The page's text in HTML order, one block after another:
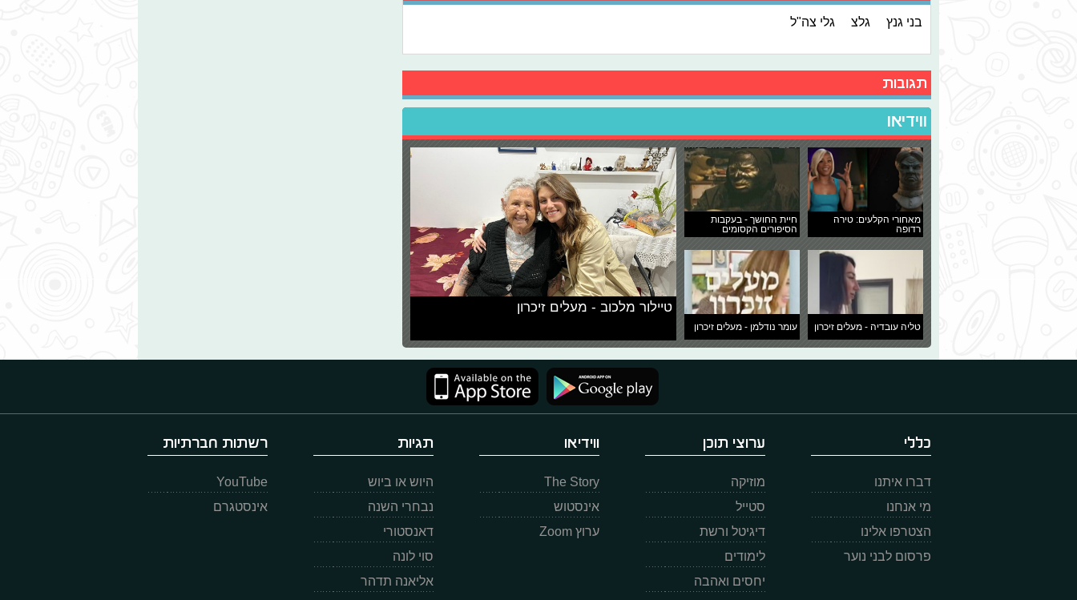
בני גנץ גלצ גלי צה"ל
תגובות
ווידיאו
מאחורי הקלעים: טירה
רדופה
חיית החושך - בעקבות
הסיפורים הקסומים
טליה עובדיה - מעלים זיכרון עומר נודלמן - מעלים זיכרון
טיילור מלכוב - מעלים זיכרון
כללי
דברו איתנו
מי אנחנו
הצטרפו אלינו
פרסום לבני נוער
ערוצי תוכן
מוזיקה
סטייל
דיגיטל ורשת
לימודים
יחסים ואהבה
ווידיאו
The Story
אינסטוש
ערוץ Zoom
תגיות
היוש או ביוש
נבחרי השנה
דאנסטורי
סוי לונה
אליאנה תדהר
רשתות חברתיות
YouTube
אינסטגרם